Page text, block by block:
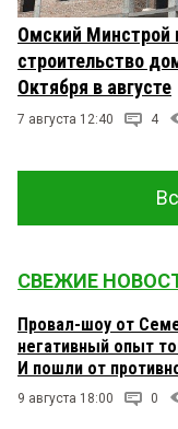
Омский Минстрой
строительство
Октября в августе
7 августа 12:40 4
СВЕЖИЕ
Провал-шоу от
негативный опыт
И пошли от
9 августа 18:00 0